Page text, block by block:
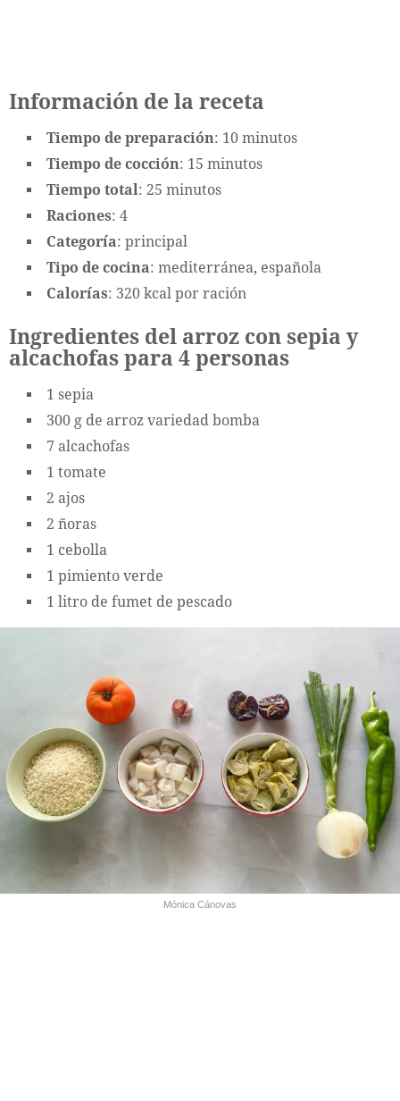
Información de la receta
Tiempo de preparación: 10 minutos
Tiempo de cocción: 15 minutos
Tiempo total : 25 minutos
Raciones: 4
Categoría: principal
Tipo de cocina: mediterránea, española
Calorías: 320 kcal por ración
Ingredientes del arroz con sepia y
alcachofas para 4 personas
1 sepia
300 g de arroz variedad bomba
7 alcachofas
1 tomate
2 ajos
2 ñoras
1 cebolla
1 pimiento verde
1 litro de fumet de pescado
Mónica Cánovas